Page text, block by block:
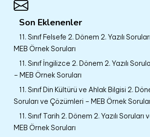
Son Eklenenler
11. Sınıf Felsefe 2. Dönem 2. Yazılı
MEB Örnek Soruları
11. Sınıf İngilizce 2. Dönem 2. Yazılı
– MEB Örnek Soruları
11. Sınıf Din Kültürü ve Ahlak Bilgisi 2.
Soruları ve Çözümleri – MEB Örnek
11. Sınıf Tarih 2. Dönem 2. Yazılı
MEB Örnek Soruları